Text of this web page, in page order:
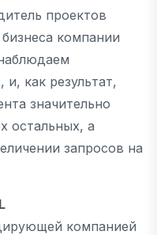
проектов
компании
как результат,
значительно
остальных, а
запросов на
компанией